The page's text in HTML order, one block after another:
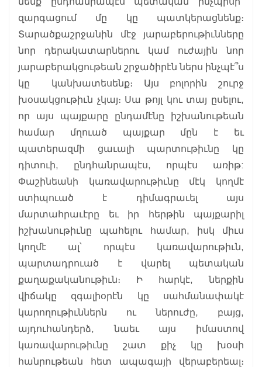
զարգացում մը կը պատկերացնենք։
Տարածքաշրջանին մէջ յարաբերութիւնները
նոր դերակատարներու կամ ուժային նոր
յարաբերակցութեան շրջածիրէն ներս ինչպէ՞ս
կը կանխատեսենք։ Այս բոլորին շուրջ
խօսակցութիւն չկայ։ Սա թոյլ կու տայ ըսելու,
որ այս պայքարը ընդամէնը իշխանութեան
համար մղուած պայքար մըն է եւ
պատերազմի ցաւալի պարտութիւնը կը
դիտուի, ընդհանրապէս, որպէս առիթ:
Փաշինեանի կառավարութիւնը մէկ կողմէ
ստիպուած է դիմագրաւել այս
մարտահրաւէրը եւ իր հերթին պայքարիլ
իշխանութիւնը պահելու համար, իսկ միւս
կողմէ ալ՝ որպէս կառավարութիւն,
պարտադրուած է վարել պետական
քաղաքականութիւն։ Ի հարկէ, ներքին
վիճակը զգալիօրէն կը սահմանափակէ
կարողութիւններն ու ներուժը, բայց,
այդուհանդերձ, նաեւ այս իմաստով
կառավարութիւնը շատ քիչ կը խօսի
հանրութեան հետ ապագայի վերաբերեալ։